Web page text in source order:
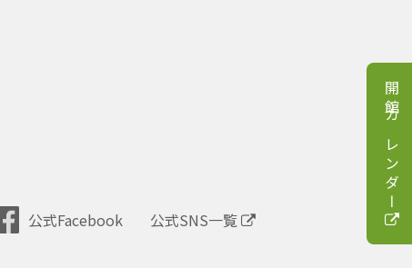
公式Facebook 公式SNS一覧
開館カレンダー